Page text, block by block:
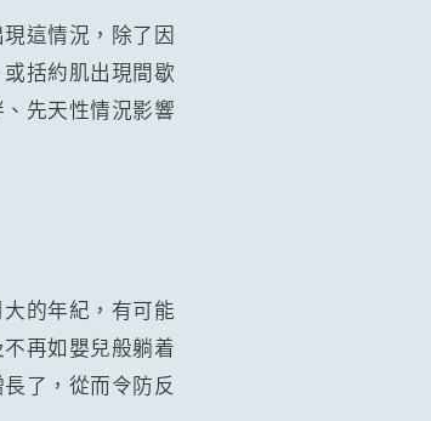
這情況，除了因
括約肌出現間歇
先天性情況影響
的年紀，有可能
再如嬰兒般躺着
了，從而令防反